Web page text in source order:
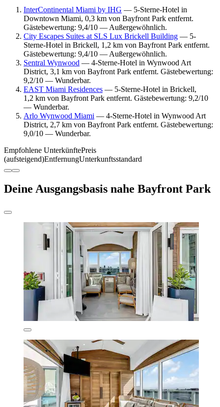
InterContinental Miami by IHG — 5-Sterne-Hotel in
Downtown Miami, 0,3 km von Bayfront Park entfernt.
Gästebewertung: 9,4/10 — Außergewöhnlich.
City Escapes Suites at SLS Lux Brickell Building — 5-
Sterne-Hotel in Brickell, 1,2 km von Bayfront Park entfernt.
Gästebewertung: 9,4/10 — Außergewöhnlich.
Sentral Wynwood — 4-Sterne-Hotel in Wynwood Art
District, 3,1 km von Bayfront Park entfernt. Gästebewertung:
9,2/10 — Wunderbar.
EAST Miami Residences — 5-Sterne-Hotel in Brickell,
1,2 km von Bayfront Park entfernt. Gästebewertung: 9,2/10
— Wunderbar.
Arlo Wynwood Miami — 4-Sterne-Hotel in Wynwood Art
District, 2,7 km von Bayfront Park entfernt. Gästebewertung:
9,0/10 — Wunderbar.
Empfohlene UnterkünftePreis
(aufsteigend)EntfernungUnterkunftsstandard
Deine Ausgangsbasis nahe Bayfront Park